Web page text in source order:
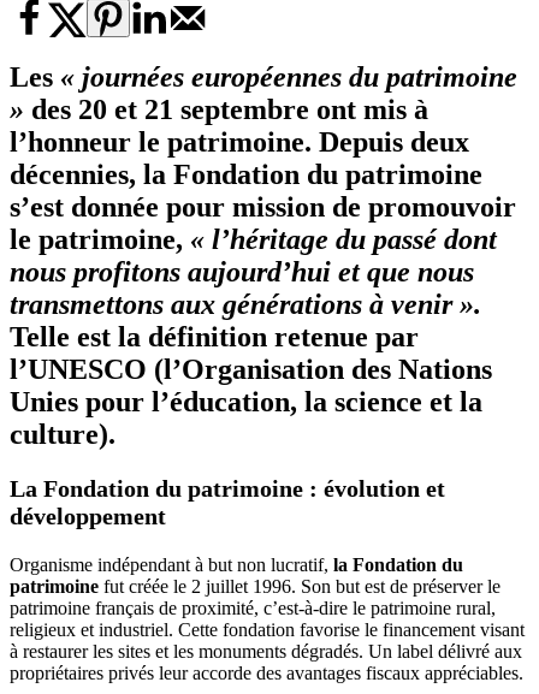
Les « journées européennes du patrimoine
» des 20 et 21 septembre ont mis à
l’honneur le patrimoine. Depuis deux
décennies, la Fondation du patrimoine
s’est donnée pour mission de promouvoir
le patrimoine, « l’héritage du passé dont
nous profitons aujourd’hui et que nous
transmettons aux générations à venir ».
Telle est la définition retenue par
l’UNESCO (l’Organisation des Nations
Unies pour l’éducation, la science et la
culture).
La Fondation du patrimoine : évolution et
développement
Organisme indépendant à but non lucratif, la Fondation du
patrimoine fut créée le 2 juillet 1996. Son but est de préserver le
patrimoine français de proximité, c’est-à-dire le patrimoine rural,
religieux et industriel. Cette fondation favorise le financement visant
à restaurer les sites et les monuments dégradés. Un label délivré aux
propriétaires privés leur accorde des avantages fiscaux appréciables.